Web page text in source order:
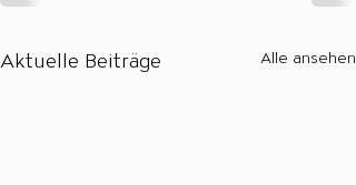
Aktuelle Beiträge Alle ansehen